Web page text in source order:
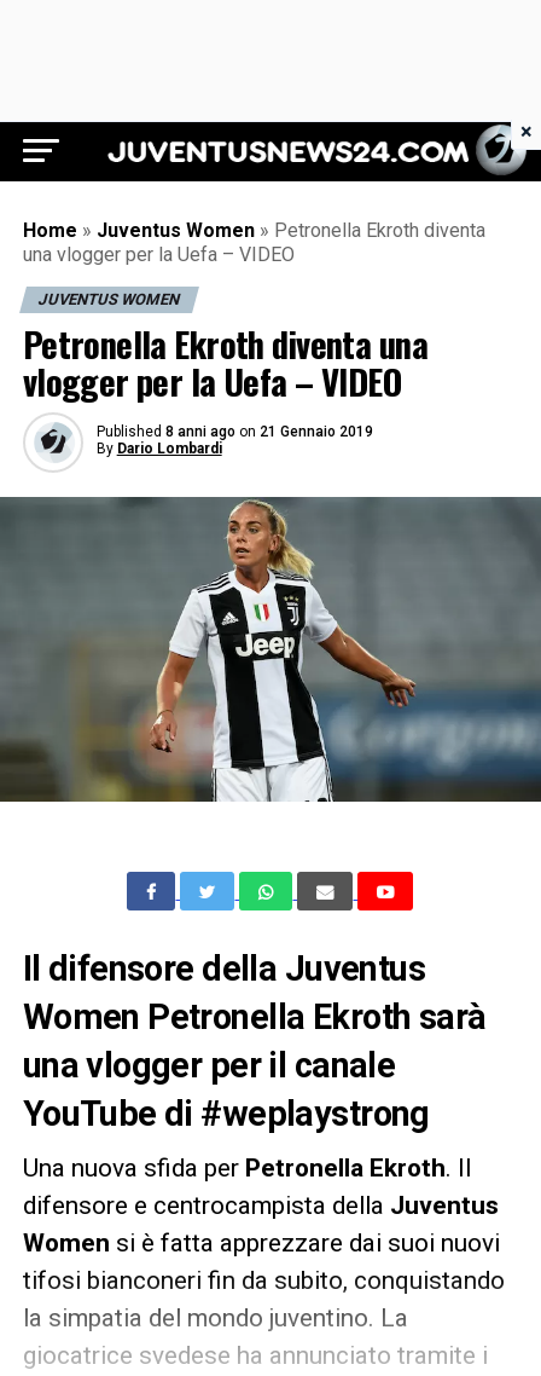
Juventus News 24
Home » Juventus Women » Petronella Ekroth diventa
una vlogger per la Uefa – VIDEO
JUVENTUS WOMEN
Petronella Ekroth diventa una
vlogger per la Uefa – VIDEO
Published 8 anni ago on 21 Gennaio 2019
By Dario Lombardi
Il difensore della Juventus
Women Petronella Ekroth sarà
una vlogger per il canale
YouTube di #weplaystrong
Una nuova sfida per Petronella Ekroth. Il
difensore e centrocampista della Juventus
Women si è fatta apprezzare dai suoi nuovi
tifosi bianconeri fin da subito, conquistando
la simpatia del mondo juventino. La
giocatrice svedese ha annunciato tramite i
×